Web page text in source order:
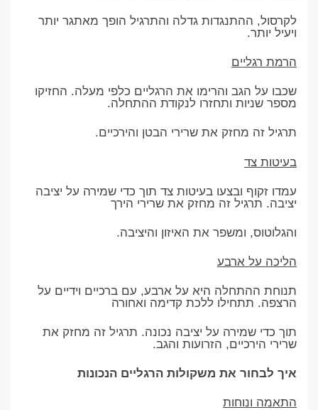
לקרסול, ההתנגדות גדלה והתרגיל הופך מאתגר יותר
ויעיל יותר.
הרמת רגליים
שכבו על הגב והרימו את הרגליים כלפי מעלה. החזיקו
מספר שניות ותחזרו לנקודת ההתחלה.
תרגיל זה מחזק את שרירי הבטן והירכיים.
בעיטות צד
עמדו זקוף ובצעו בעיטות צד תוך כדי שמירה על יציבה
יציבה. תרגיל זה מחזק את שרירי הירך
והגלוטוס, ומשפר את האיזון והיציבה.
הליכה על ארבע
תנוחת ההתחלה היא על ארבע, עם ברכיים וידיים על
הרצפה. תתחילו ללכת קדימה ואחורה
תוך כדי שמירה על יציבה נכונה. תרגיל זה מחזק את
שרירי הירכיים, הזרועות והגב.
איך לבחור את משקולות הרגליים הנכונות
התאמה ונוחות